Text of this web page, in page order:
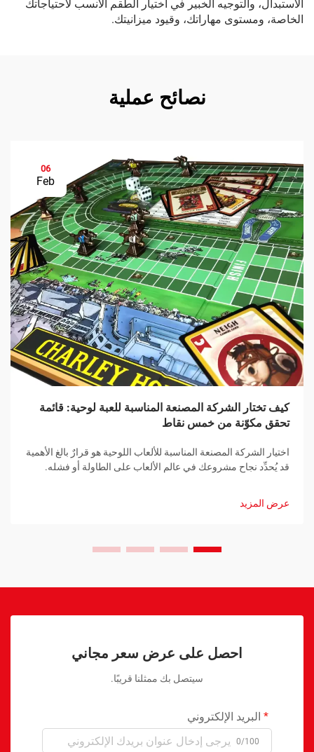
الاستبدال، والتوجيه الخبير في اختيار الطقم الأنسب لاحتياجاتك
الخاصة، ومستوى مهاراتك، وقيود ميزانيتك.
نصائح عملية
06
Feb
كيف تختار الشركة المصنعة المناسبة للعبة لوحية: قائمة
تحقق مكوّنة من خمس نقاط
اختيار الشركة المصنعة المناسبة للألعاب اللوحية هو قرارٌ بالغ الأهمية
قد يُحدِّد نجاح مشروعك في عالم الألعاب على الطاولة أو فشله.
مناسبةٍ تُعدُّ خطوةً جوهريةً نحو تحقيق أهدافك...
عرض المزيد
احصل على عرض سعر مجاني
سيتصل بك ممثلنا قريبًا.
البريد الإلكتروني
0/100